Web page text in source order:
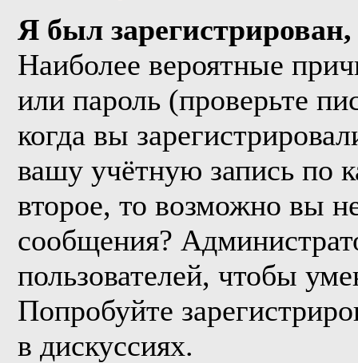
Я был
Наиболее вероятные
или пароль (проверьте
когда вы
вашу учётную запись по
второе, то возможно вы
сообщения?
пользователей, чтобы
Попробуйте
в дискуссиях.